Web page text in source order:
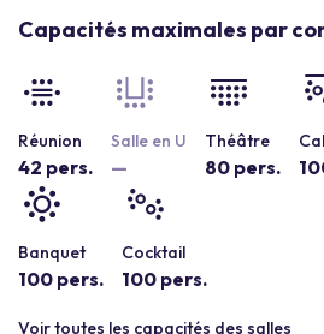
Capacités maximales par
Réunion
42 pers.
Salle en U
—
Théâtre
80 pers.
Banquet
100 pers.
Cocktail
100 pers.
Voir toutes les capacités des salles